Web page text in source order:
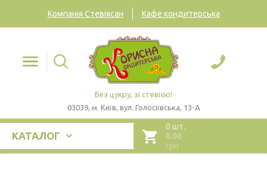
Компанія Стевіясан Кафе кондитерська
Без цукру, зі стевією!
03039, м. Київ, вул. Голосіївська, 13-А
КАТАЛОГ
0 шт.
0.00
грн